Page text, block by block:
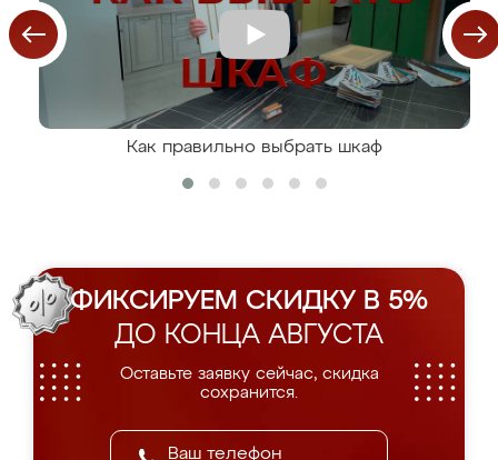
Как правильно выбрать шкаф
ФИКСИРУЕМ СКИДКУ В 5%
ДО КОНЦА АВГУСТА
Оставьте заявку сейчас, скидка
сохранится.